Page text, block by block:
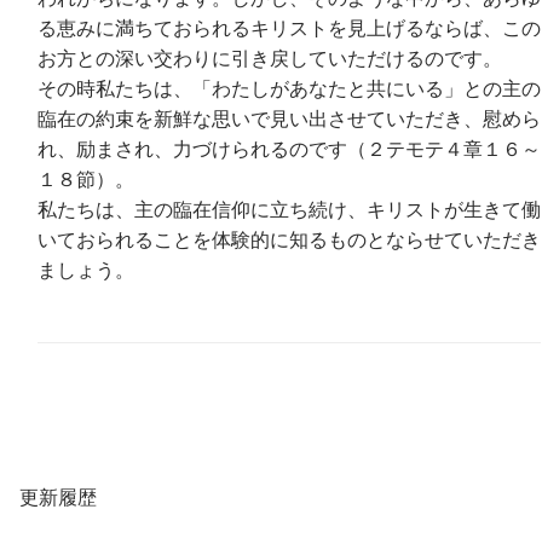
る恵みに満ちておられるキリストを見上げるならば、この
お方との深い交わりに引き戻していただけるのです。
その時私たちは、「わたしがあなたと共にいる」との主の
臨在の約束を新鮮な思いで見い出させていただき、慰めら
れ、励まされ、力づけられるのです（２テモテ４章１６～
１８節）。
私たちは、主の臨在信仰に立ち続け、キリストが生きて働
いておられることを体験的に知るものとならせていただき
ましょう。
更新履歴